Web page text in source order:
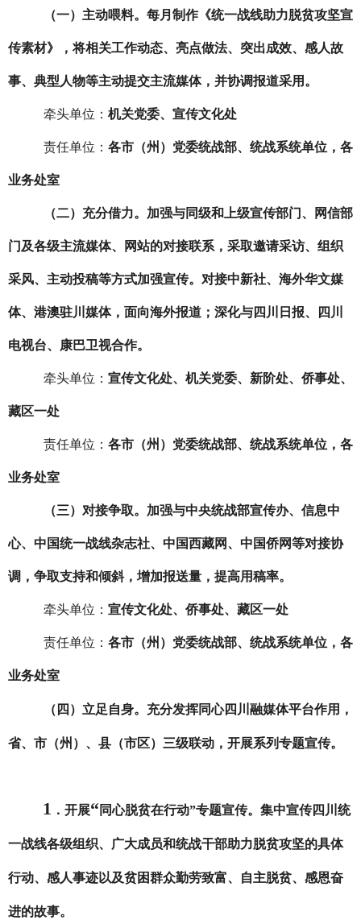
（一）主动喂料。 每月制作《统一战线助力脱贫攻坚宣
传素材》，将相关工作动态、亮点做法、突出成效、感人故
事、典型人物等主动提交主流媒体，并协调报道采用。
牵头单位： 机关党委、宣传文化处
责任单位： 各市（州）党委统战部、统战系统单位，各
业务处室
（二）充分借力。 加强与同级和上级宣传部门、网信部
门及各级主流媒体、网站的对接联系，采取邀请采访、组织
采风、主动投稿等方式加强宣传。对接中新社、海外华文媒
体、港澳驻川媒体，面向海外报道；深化与四川日报、四川
电视台、康巴卫视合作。
牵头单位： 宣传文化处、机关党委、新阶处、侨事处、
藏区一处
责任单位： 各市（州）党委统战部、统战系统单位，各
业务处室
（三） 对接争取。 加强与中央统战部宣传办、信息中
心、中国统一战线杂志社、中国西藏网、中国侨网等对接协
调，争取支持和倾斜，增加报送量，提高用稿率。
牵头单位： 宣传文化处、侨事处、藏区一处
责任单位： 各市（州）党委统战部、统战系统单位，各
业务处室
（四） 立足自身。 充分发挥同心四川融媒体平台作用，
省、市（州）、县（市区）三级联动，开展系列专题宣传。
1 ． 开展“同心脱贫在行动”专题宣传。集中宣传四川统
一战线各级组织、广大成员和统战干部助力脱贫攻坚的具体
行动、感人事迹以及贫困群众勤劳致富、自主脱贫、感恩奋
进的故事。